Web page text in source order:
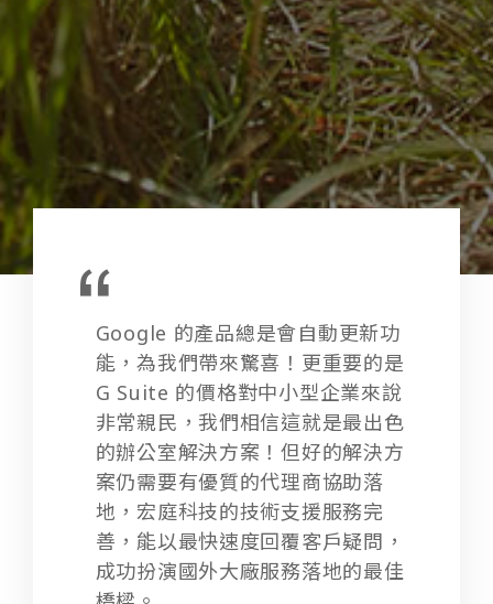
Google 的產品總是會自動更新功
能，為我們帶來驚喜！更重要的是
G Suite 的價格對中小型企業來說
非常親民，我們相信這就是最出色
的辦公室解決方案！但好的解決方
案仍需要有優質的代理商協助落
地，宏庭科技的技術支援服務完
善，能以最快速度回覆客戶疑問，
成功扮演國外大廠服務落地的最佳